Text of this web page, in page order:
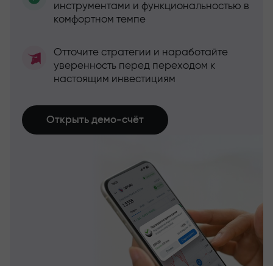
инструментами и функциональностью в
комфортном темпе
Отточите стратегии и наработайте
уверенность перед переходом к
настоящим инвестициям
Открыть демо-счёт